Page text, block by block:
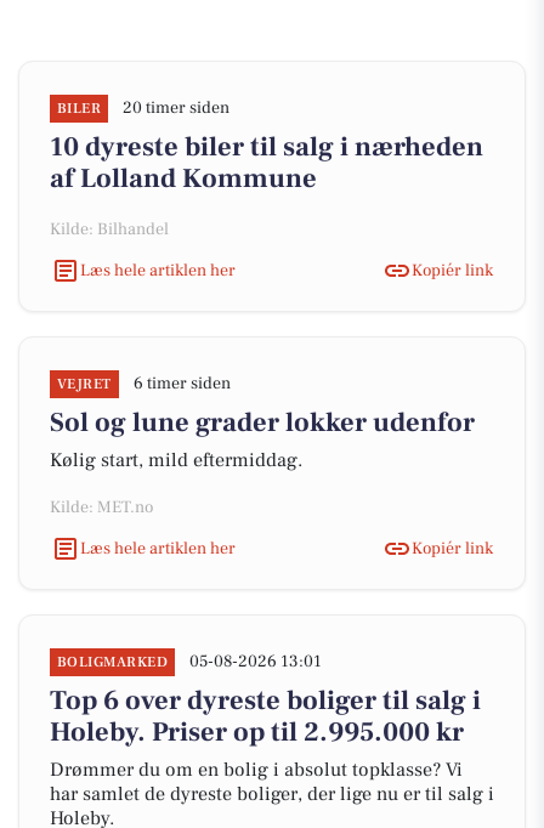
BILER 20 timer siden
10 dyreste biler til salg i nærheden
af Lolland Kommune
Kilde: Bilhandel
Læs hele artiklen her
Kopiér link
VEJRET 6 timer siden
Sol og lune grader lokker udenfor
Kølig start, mild eftermiddag.
Kilde: MET.no
Læs hele artiklen her
Kopiér link
BOLIGMARKED 05-08-2026 13:01
Top 6 over dyreste boliger til salg i
Holeby. Priser op til 2.995.000 kr
Drømmer du om en bolig i absolut topklasse? Vi
har samlet de dyreste boliger, der lige nu er til salg i
Holeby.